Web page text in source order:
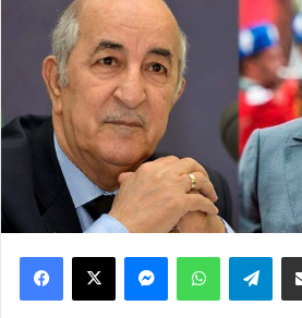
WhatsApp Telegram